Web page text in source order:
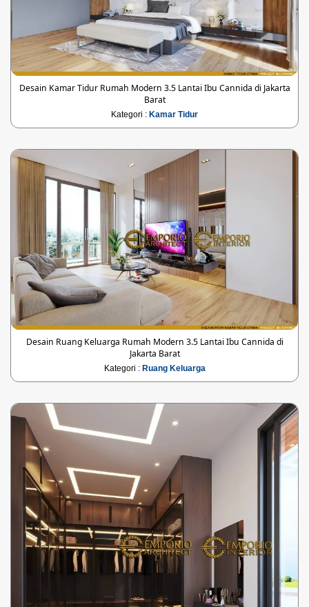
Desain Kamar Tidur Rumah Modern 3.5 Lantai Ibu Cannida di Jakarta
Barat
Kategori : Kamar Tidur
Desain Ruang Keluarga Rumah Modern 3.5 Lantai Ibu Cannida di
Jakarta Barat
Kategori : Ruang Keluarga